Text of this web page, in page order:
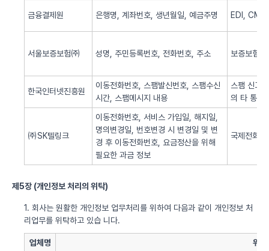
금융결제원 은행명, 계좌번호, 생년월일, 예금주명 EDI, CMS
서울보증보험㈜ 성명, 주민등록번호, 전화번호, 주소 보증보험
한국인터넷진흥원
이동전화번호, 스팸발신번호, 스팸수신
시간, 스팸메시지 내용
스팸 신고
의 타 통신
㈜SK텔링크
이동전화번호, 서비스 가입일, 해지일,
명의변경일, 번호변경 시 변경일 및 변
경 후 이동전화번호, 요금정산을 위해
필요한 과금 정보
국제전화
제5장 (개인정보 처리의 위탁)
1. 회사는 원활한 개인정보 업무처리를 위하여 다음과 같이 개인정보 처
리업무를 위탁하고 있습 니다.
업체명 위탁